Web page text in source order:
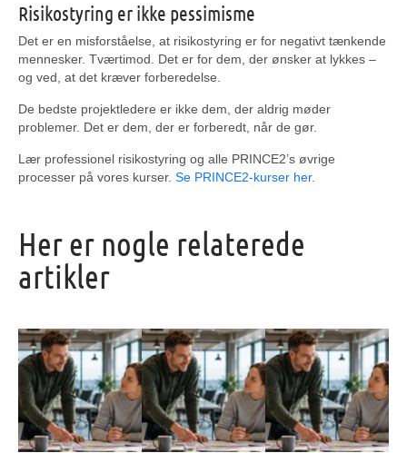
Risikostyring er ikke pessimisme
Det er en misforståelse, at risikostyring er for negativt tænkende
mennesker. Tværtimod. Det er for dem, der ønsker at lykkes –
og ved, at det kræver forberedelse.
De bedste projektledere er ikke dem, der aldrig møder
problemer. Det er dem, der er forberedt, når de gør.
Lær professionel risikostyring og alle PRINCE2’s øvrige
processer på vores kurser. Se PRINCE2-kurser her.
Her er nogle relaterede
artikler